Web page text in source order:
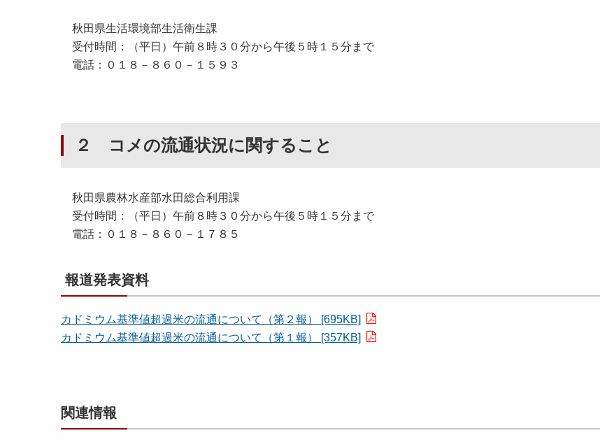
秋田県生活環境部生活衛生課
受付時間：（平日）午前８時３０分から午後５時１５分まで
電話：０１８－８６０－１５９３
２ コメの流通状況に関すること
秋田県農林水産部水田総合利用課
受付時間：（平日）午前８時３０分から午後５時１５分まで
電話：０１８－８６０－１７８５
報道発表資料
カドミウム基準値超過米の流通について（第２報） [695KB]
カドミウム基準値超過米の流通について（第１報） [357KB]
関連情報